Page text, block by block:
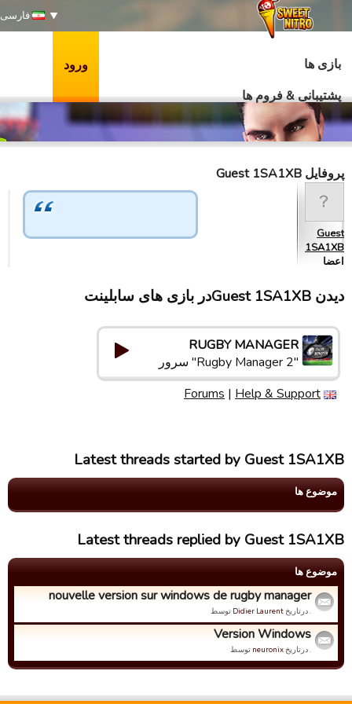
فارسی
بازی ها
پشتیبانی & فروم ها
ورود
پروفایل Guest 1SA1XB
Guest
1SA1XB
اعضا
دیدن Guest 1SA1XBدر بازی های سابلینت
RUGBY MANAGER
"Rugby Manager 2" سرور
Forums | Help & Support
Latest threads started by Guest 1SA1XB
موضوع ها
Latest threads replied by Guest 1SA1XB
موضوع ها
nouvelle version sur windows de rugby manager
. درتاریخDidier Laurent توسط
Version Windows
. درتاریخneuronix توسط